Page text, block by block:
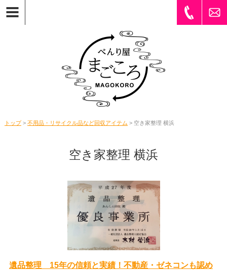
トップ> 不用品・リサイクル品など回収アイテム > 空き家整理 横浜
空き家整理 横浜
遺品整理 15年の信頼と実績！不動産・ゼネコンも認め